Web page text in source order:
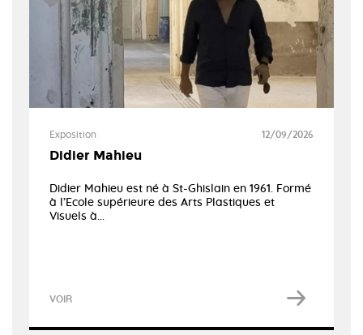
Exposition 12/09/2026
Didier Mahieu
Didier Mahieu est né à St-Ghislain en 1961. Formé
à l’Ecole supérieure des Arts Plastiques et
Visuels à...
VOIR